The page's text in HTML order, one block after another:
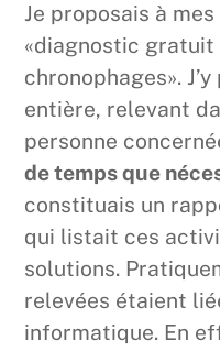
Je proposais à
«diagnostic
chronophages».
entière, relevant
personne
de temps que
constituais un
qui listait ces
solutions.
relevées étaient
informatique. En